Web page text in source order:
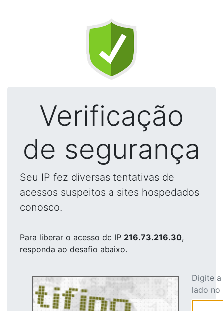
Verificação
de segurança
Seu IP fez diversas tentativas de
acessos suspeitos a sites hospedados
conosco.
Para liberar o acesso do IP 216.73.216.30,
responda ao desafio abaixo.
Digite
lado no